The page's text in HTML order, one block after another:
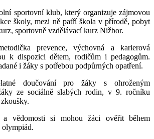
sportovní klub, který organizuje zájmovou
školy, mezi ně patří škola v přírodě, pobyt
sportovně vzdělávací kurz Nižbor.
prevence, výchovná a karierová
k dispozici dětem, rodičům i pedagogům.
i žáky s potřebou podpůrných opatření.
doučování pro žáky s ohroženým
ze sociálně slabých rodin, v 9. ročníku
a vědomosti si mohou žáci ověřit během
olympiád.